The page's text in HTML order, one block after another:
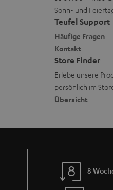
e
r
l
a
d
e
n
n
e
n
z
u
r
G
r
a
L
e
x
i
k
o
n
t
a
k
t
d
a
t
n
Sonn- und
Teufel Support
Häufige Fragen
Kontakt
Store Finder
Erlebe unsere
persönlich im
Übersicht
8